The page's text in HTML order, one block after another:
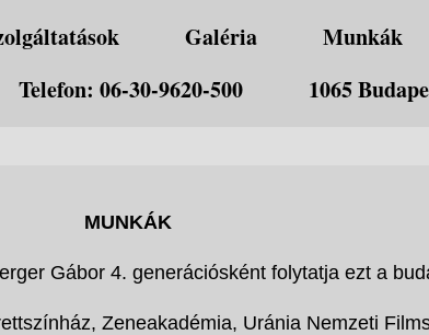
Galéria Munkák
Telefon: 06-30-9620-500
1065
MUNKÁK
Gábor 4. generációsként folytatja ezt a
Zeneakadémia, Uránia Nemzeti